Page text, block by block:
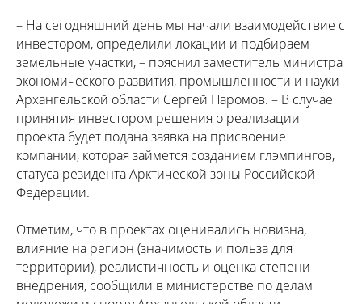
– На сегодняшний день мы начали взаимодействие с
инвестором, определили локации и подбираем
земельные участки, – пояснил заместитель министра
экономического развития, промышленности и науки
Архангельской области Сергей Паромов. – В случае
принятия инвестором решения о реализации
проекта будет подана заявка на присвоение
компании, которая займется созданием глэмпингов,
статуса резидента Арктической зоны Российской
Федерации.
Отметим, что в проектах оценивались новизна,
влияние на регион (значимость и польза для
территории), реалистичность и оценка степени
внедрения, сообщили в министерстве по делам